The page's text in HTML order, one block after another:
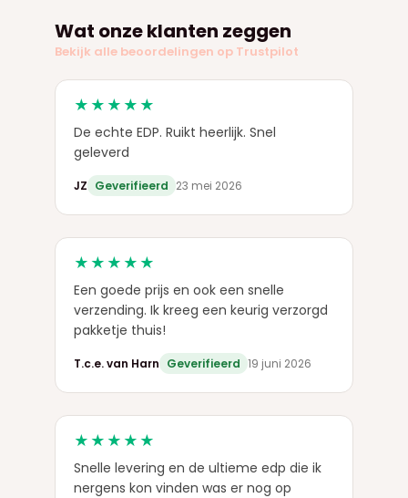
Wat onze klanten zeggen
Bekijk alle beoordelingen op Trustpilot
★★★★★
De echte EDP. Ruikt heerlijk. Snel
geleverd
JZ Geverifieerd 23 mei 2026
★★★★★
Een goede prijs en ook een snelle
verzending. Ik kreeg een keurig verzorgd
pakketje thuis!
T.c.e. van Harn Geverifieerd 19 juni 2026
★★★★★
Snelle levering en de ultieme edp die ik
nergens kon vinden was er nog op